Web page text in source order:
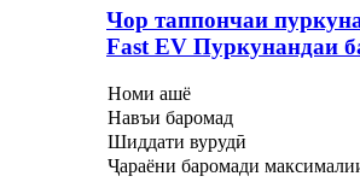
Чор таппончаи
Fast EV Пуркунандаи
Номи ашё
Навъи баромад
Шиддати вурудӣ
Ҷараёни баромади